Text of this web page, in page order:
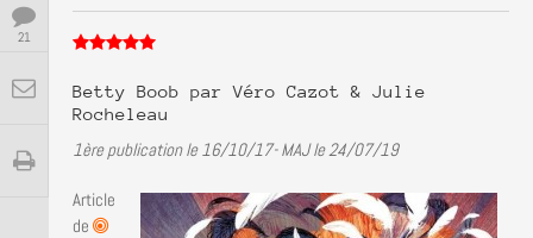
ENCYCLOPEGEEK
CINE-SERIES-ANIME
MUSIQUE
LA BRUCE TEAM : SAISON 13
21
Betty Boob par Véro Cazot & Julie
Rocheleau
1ère publication le 16/10/17- MAJ le 24/07/19
Article
de
Présence
Special Guest Spidey Superman
Tornado Urban Vertigo